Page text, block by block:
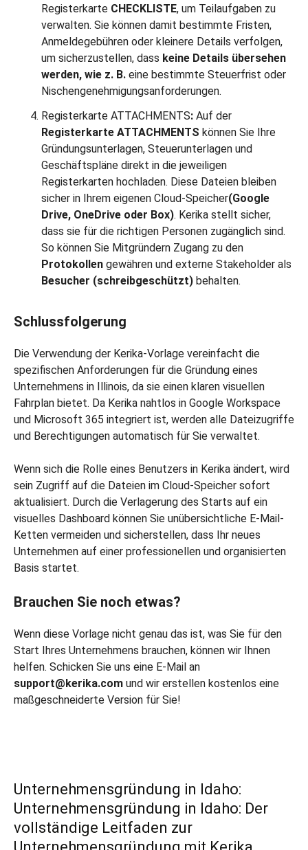
Registerkarte CHECKLISTE, um Teilaufgaben zu
verwalten. Sie können damit bestimmte Fristen,
Anmeldegebühren oder kleinere Details verfolgen,
um sicherzustellen, dass keine Details übersehen
werden, wie z. B. eine bestimmte Steuerfrist oder
Nischengenehmigungsanforderungen.
Registerkarte ATTACHMENTS: Auf der
Registerkarte ATTACHMENTS können Sie Ihre
Gründungsunterlagen, Steuerunterlagen und
Geschäftspläne direkt in die jeweiligen
Registerkarten hochladen. Diese Dateien bleiben
sicher in Ihrem eigenen Cloud-Speicher(Google
Drive, OneDrive oder Box). Kerika stellt sicher,
dass sie für die richtigen Personen zugänglich sind.
So können Sie Mitgründern Zugang zu den
Protokollen gewähren und externe Stakeholder als
Besucher (schreibgeschützt) behalten.
Schlussfolgerung
Die Verwendung der Kerika-Vorlage vereinfacht die
spezifischen Anforderungen für die Gründung eines
Unternehmens in Illinois, da sie einen klaren visuellen
Fahrplan bietet. Da Kerika nahtlos in Google Workspace
und Microsoft 365 integriert ist, werden alle Dateizugriffe
und Berechtigungen automatisch für Sie verwaltet.
Wenn sich die Rolle eines Benutzers in Kerika ändert, wird
sein Zugriff auf die Dateien im Cloud-Speicher sofort
aktualisiert. Durch die Verlagerung des Starts auf ein
visuelles Dashboard können Sie unübersichtliche E-Mail-
Ketten vermeiden und sicherstellen, dass Ihr neues
Unternehmen auf einer professionellen und organisierten
Basis startet.
Brauchen Sie noch etwas?
Wenn diese Vorlage nicht genau das ist, was Sie für den
Start Ihres Unternehmens brauchen, können wir Ihnen
helfen. Schicken Sie uns eine E-Mail an
support@kerika.com und wir erstellen kostenlos eine
maßgeschneiderte Version für Sie!
Unternehmensgründung in Idaho:
Unternehmensgründung in Idaho: Der
vollständige Leitfaden zur